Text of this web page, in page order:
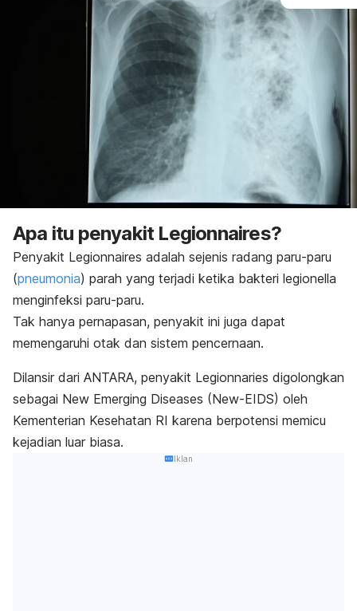
Apa itu penyakit Legionnaires?
Penyakit Legionnaires adalah sejenis radang paru-paru
(pneumonia) parah yang terjadi ketika bakteri legionella
menginfeksi paru-paru.
Tak hanya pernapasan, penyakit ini juga dapat
memengaruhi otak dan sistem pencernaan.
Dilansir dari ANTARA, penyakit Legionnaries digolongkan
sebagai New Emerging Diseases (New-EIDS) oleh
Kementerian Kesehatan RI karena berpotensi memicu
kejadian luar biasa.
Iklan